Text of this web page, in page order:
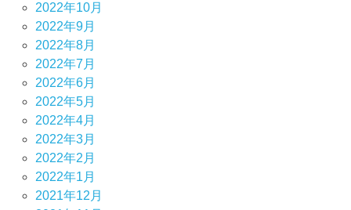
2022年10月
2022年9月
2022年8月
2022年7月
2022年6月
2022年5月
2022年4月
2022年3月
2022年2月
2022年1月
2021年12月